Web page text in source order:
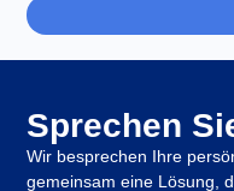
Sprechen
Wir besprechen Ihre
gemeinsam eine Lösung,